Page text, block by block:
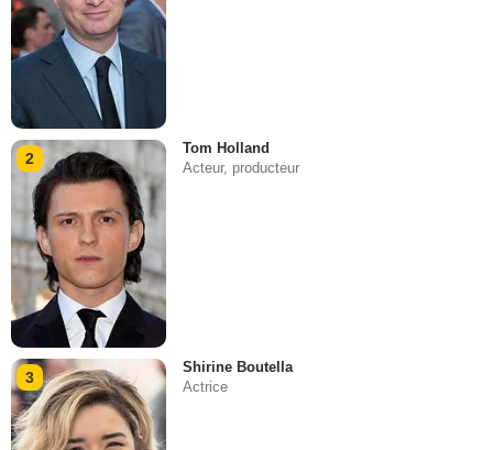
2
Tom Holland
Acteur, producteur
3
Shirine Boutella
Actrice